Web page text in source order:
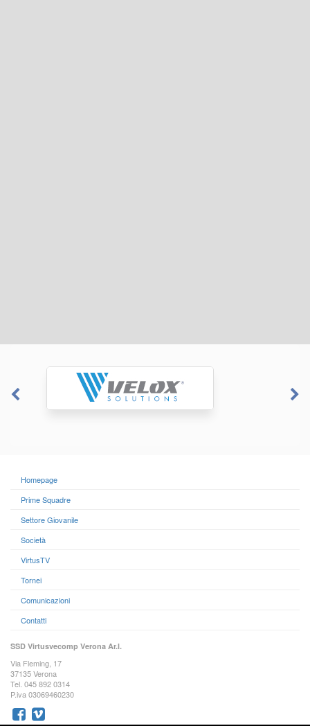
Homepage
Prime Squadre
Settore Giovanile
Società
VirtusTV
Tornei
Comunicazioni
Contatti
SSD Virtusvecomp Verona Ar.l.
Via Fleming, 17
37135 Verona
Tel. 045 892 0314
P.iva 03069460230